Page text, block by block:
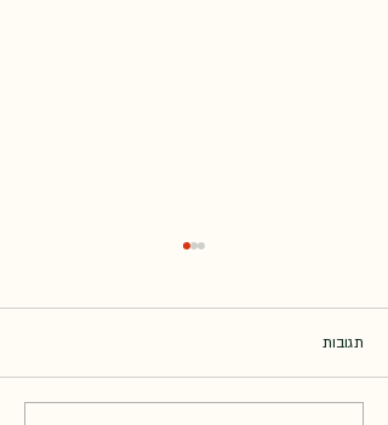
תגובות